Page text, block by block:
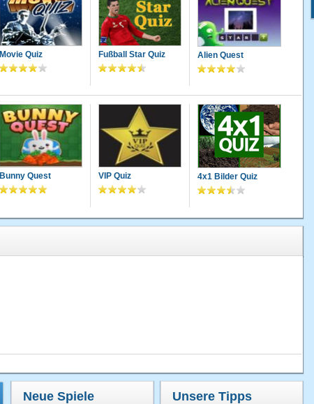
Movie Quiz Fußball Star Quiz Alien Quest
Bunny Quest VIP Quiz 4x1 Bilder Quiz
Neue Spiele Unsere Tipps